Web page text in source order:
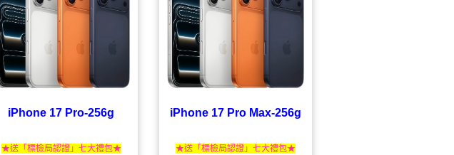
iPhone 17 Pro-256g
★送「標檢局認證」七大禮包★
iPhone 17 Pro Max-256g
★送「標檢局認證」七大禮包★